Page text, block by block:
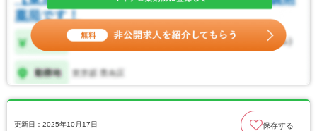
更新日：2025年10月17日 保存する